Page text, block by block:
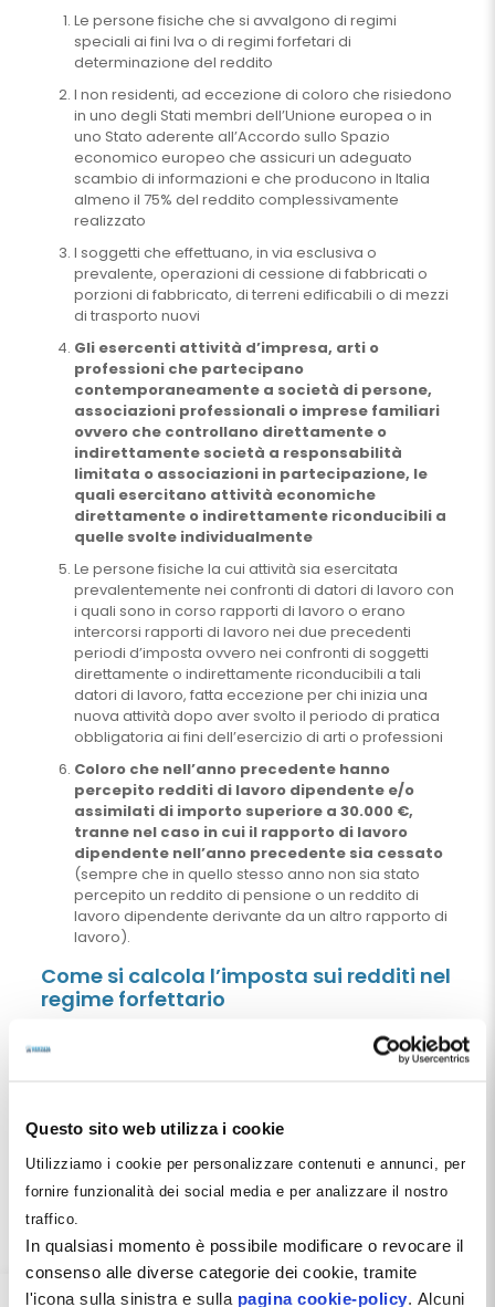
Questo sito web utilizza i cookie
Utilizziamo i cookie per personalizzare contenuti e annunci, per
fornire funzionalità dei social media e per analizzare il nostro
traffico.
In qualsiasi momento è possibile modificare o revocare il
consenso alle diverse categorie dei cookie, tramite
l'icona sulla sinistra e sulla pagina cookie-policy. Alcuni
Le persone fisiche che si avvalgono di regimi
speciali ai fini Iva o di regimi forfetari di
determinazione del reddito
I non residenti, ad eccezione di coloro che risiedono
in uno degli Stati membri dell’Unione europea o in
uno Stato aderente all’Accordo sullo Spazio
economico europeo che assicuri un adeguato
scambio di informazioni e che producono in Italia
almeno il 75% del reddito complessivamente
realizzato
I soggetti che effettuano, in via esclusiva o
prevalente, operazioni di cessione di fabbricati o
porzioni di fabbricato, di terreni edificabili o di mezzi
di trasporto nuovi
Gli esercenti attività d’impresa, arti o
professioni che partecipano
contemporaneamente a società di persone,
associazioni professionali o imprese familiari
ovvero che controllano direttamente o
indirettamente società a responsabilità
limitata o associazioni in partecipazione, le
quali esercitano attività economiche
direttamente o indirettamente riconducibili a
quelle svolte individualmente
Le persone fisiche la cui attività sia esercitata
prevalentemente nei confronti di datori di lavoro con
i quali sono in corso rapporti di lavoro o erano
intercorsi rapporti di lavoro nei due precedenti
periodi d’imposta ovvero nei confronti di soggetti
direttamente o indirettamente riconducibili a tali
datori di lavoro, fatta eccezione per chi inizia una
nuova attività dopo aver svolto il periodo di pratica
obbligatoria ai fini dell’esercizio di arti o professioni
Coloro che nell’anno precedente hanno
percepito redditi di lavoro dipendente e/o
assimilati di importo superiore a 30.000 €,
tranne nel caso in cui il rapporto di lavoro
dipendente nell’anno precedente sia cessato
(sempre che in quello stesso anno non sia stato
percepito un reddito di pensione o un reddito di
lavoro dipendente derivante da un altro rapporto di
lavoro).
Come si calcola l’imposta sui redditi nel
regime forfettario
Un dentista che applichi il regime forfetario determina il
proprio reddito imponibile applicando, all’ammontare
posto a 100 € l’ammontare dei propri ricavi nell’anno,
altre parole si presumed’ufficio che per produrre
100 € di ricavi il dentista abbia sostenuto 22 € di
costi e quindi l’imponibile Enpam vero sia di soli 78
€. Da questo valore andranno sottratti i contributi
Enpam per determinare l’imponibile fiscale.
Al reddito imponibile si applica un’unica imposta del 15%.